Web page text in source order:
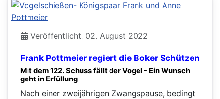
Frank Pottmeier regiert die Boker Schützen
Veröffentlicht: 02. August 2022
Mit dem 122. Schuss fällt der Vogel - Ein Wunsch
geht in Erfüllung
Nach einer zweijährigen Zwangspause, bedingt